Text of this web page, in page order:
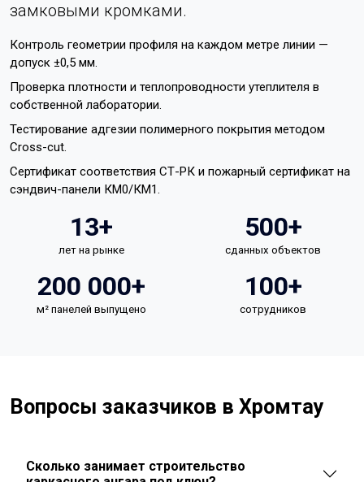
замковыми кромками.
Контроль геометрии профиля на каждом метре линии —
допуск ±0,5 мм.
Проверка плотности и теплопроводности утеплителя в
собственной лаборатории.
Тестирование адгезии полимерного покрытия методом
Cross-cut.
Сертификат соответствия СТ-РК и пожарный сертификат на
сэндвич-панели КМ0/КМ1.
13+
лет на рынке
500+
сданных объектов
200 000+
м² панелей выпущено
100+
сотрудников
Вопросы заказчиков в Хромтау
Сколько занимает строительство